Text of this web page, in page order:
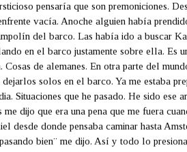
pensaría que son premoniciones.
vacía. Anoche alguien había
del barco. Las había ido a buscar
en el barco justamente sobre ella. Es
Cosas de alemanes. En otra parte del
solos en el barco. Ya me estaba
Situaciones que he pasado. He sido ese
dijo que era una pena que me fuera
desde donde pensaba caminar hasta
bien¨ me dijo. Así y todo lo